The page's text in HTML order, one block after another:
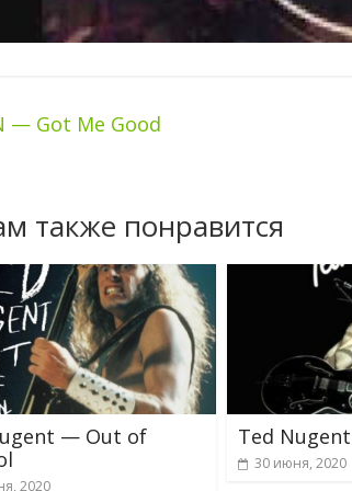
— Got Me Good
также понравится
— Out of
2020
Ted
30 июня, 2020